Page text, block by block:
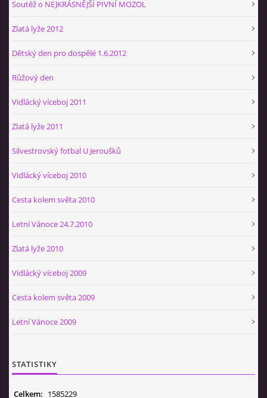
Soutěž o NEJKRÁSNĚJŠÍ PIVNÍ MOZOL
Zlatá lyže 2012
Dětský den pro dospělé 1.6.2012
Růžový den
Vidlácký víceboj 2011
Zlatá lyže 2011
Silvestrovský fotbal U Jeroušků
Vidlácký víceboj 2010
Cesta kolem světa 2010
Letní Vánoce 24.7.2010
Zlatá lyže 2010
Vidlácký víceboj 2009
Cesta kolem světa 2009
Letní Vánoce 2009
STATISTIKY
Celkem: 1585229